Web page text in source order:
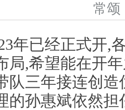
常
年已经正式开,
局,希望能在开
队三年接连创
的孙惠斌依然